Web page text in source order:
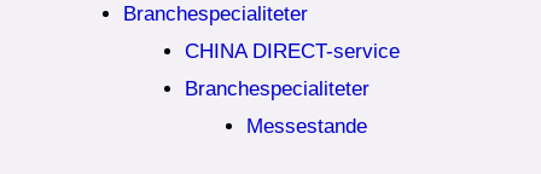
Branchespecialiteter
CHINA DIRECT-service
Branchespecialiteter
Messestande